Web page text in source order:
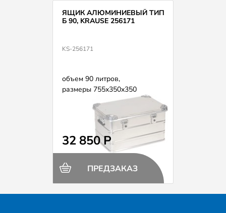
ЯЩИК АЛЮМИНИЕВЫЙ ТИП
Б 90, KRAUSE 256171
KS-256171
объем 90 литров,
размеры 755х350х350
32 850 Р
ПРЕДЗАКАЗ